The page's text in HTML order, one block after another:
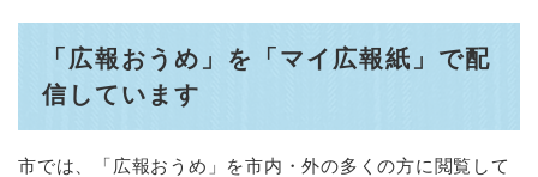
「広報おうめ」を「マイ広報紙」で配
信しています
市では、「広報おうめ」を市内・外の多くの方に閲覧して